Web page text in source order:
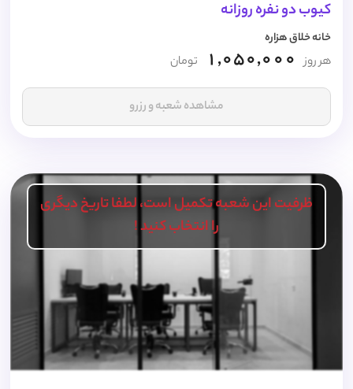
کیوب دو نفره روزانه
خانه خلاق هزاره
هر روز 1,050,000 تومان
مشاهده شعبه و رزرو
ظرفیت این شعبه تکمیل است، لطفا تاریخ دیگری
را انتخاب کنید !